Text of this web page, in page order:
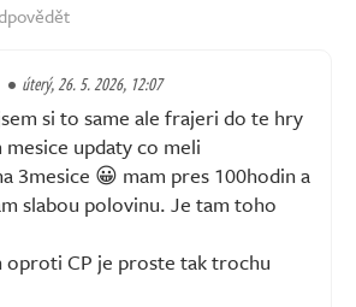
úterý, 26. 5. 2026, 12:07
si to same ale frajeri do te hry
mesice updaty co meli
3mesice 😀 mam pres 100hodin a
slabou polovinu. Je tam toho
oproti CP je proste tak trochu